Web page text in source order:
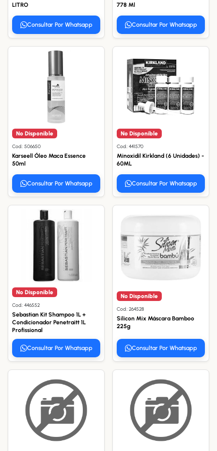
LITRO
Consultar Por Whatsapp
778 Ml
Consultar Por Whatsapp
No Disponible
Cod.: 506650
Karseell Óleo Maca Essence
50ml
Consultar Por Whatsapp
No Disponible
Cod.: 441570
Minoxidil Kirkland (6 Unidades) -
60ML
Consultar Por Whatsapp
No Disponible
Cod.: 446552
Sebastian Kit Shampoo 1L +
Condicionador Penetraitt 1L
Profissional
Consultar Por Whatsapp
No Disponible
Cod.: 264528
Silicon Mix Máscara Bamboo
225g
Consultar Por Whatsapp